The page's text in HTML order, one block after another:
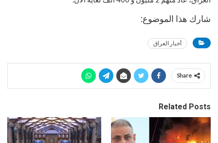
شارك هذا الموضوع:
أخبار العراق
Share
Related Posts